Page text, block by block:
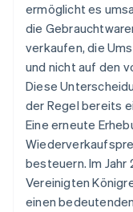
Unzureichende
Falsche
ermöglicht es
die
verkaufen, die
und nicht auf den
Diese
der Regel bereits
Eine erneute
besteuern. Im
Vereinigten
einen